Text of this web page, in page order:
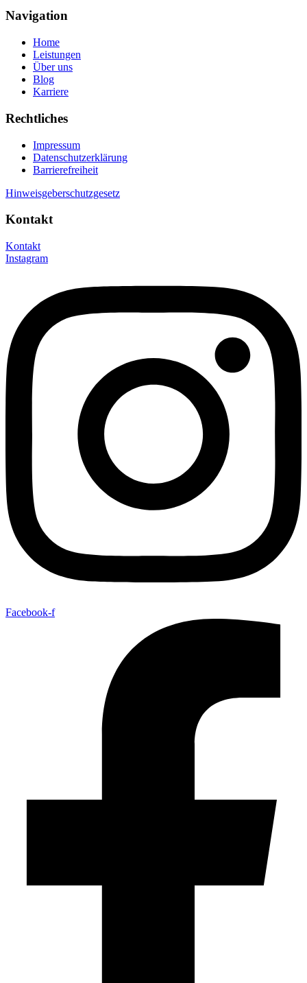
Navigation
Home
Leistungen
Über uns
Blog
Karriere
Rechtliches
Impressum
Datenschutzerklärung
Barrierefreiheit
Hinweisgeberschutzgesetz
Kontakt
Kontakt
Instagram
Facebook-f